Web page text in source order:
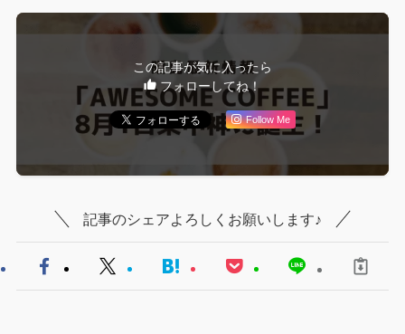
この記事が気に入ったら
フォローしてね！
Follow Me
記事のシェアよろしくお願いします♪